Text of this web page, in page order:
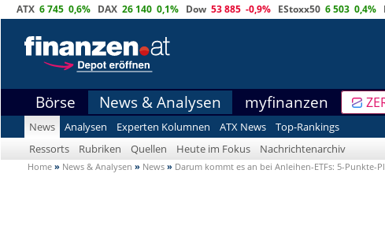
ATX 6 745 0,6% DAX 26 140 0,1% Dow 53 885 -0,9% EStoxx50 6 503 0,4%
Börse News & Analysen myfinanzen
News Analysen Experten Kolumnen ATX News
Top-Rankings
Ressorts
Rubriken Quellen Heute im Fokus Nachrichtenarchiv
Home » News & Analysen » News » Darum kommt es an bei Anleihen-ETFs: 5-Punkte-